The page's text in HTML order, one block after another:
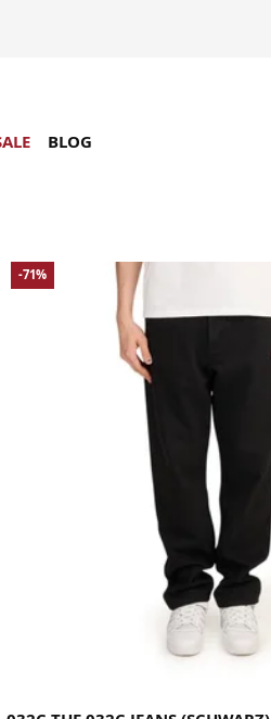
BLOG
-71%